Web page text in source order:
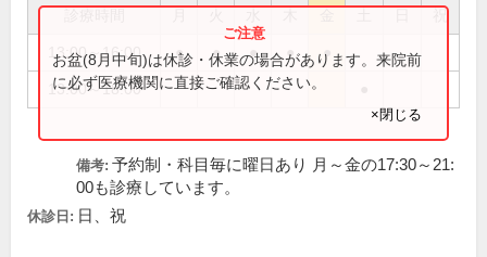
祝
13:00～16:00 ● ● ● ● ●
13:00～18:00
お盆(8月中旬)は休診・休業の場合があります。来院前
に必ず医療機関に直接ご確認ください。
×閉じる
備考: 予約制・科目毎に曜日あり 月～金の17:30～21:
00も診療しています。
休診日: 日、祝